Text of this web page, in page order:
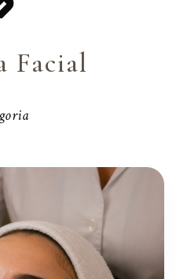
Facial